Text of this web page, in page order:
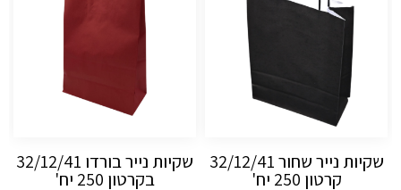
שקיות נייר שחור 32/12/41
קרטון 250 יח'
שקיות נייר בורדו 32/12/41
בקרטון 250 יח'